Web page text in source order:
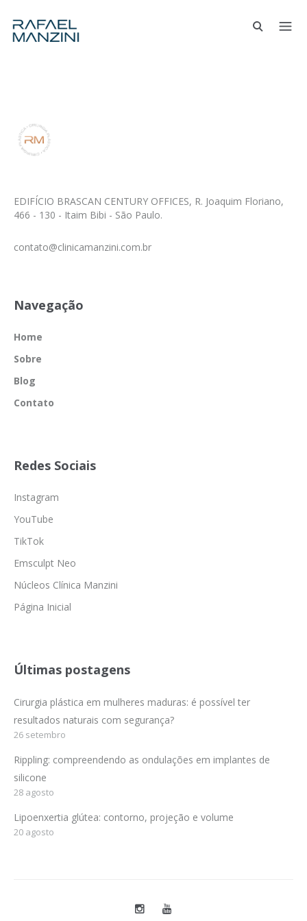
EDIFÍCIO BRASCAN CENTURY OFFICES, R. Joaquim Floriano,
466 - 130 - Itaim Bibi - São Paulo.
contato@clinicamanzini.com.br
Navegação
Home
Sobre
Blog
Contato
Redes Sociais
Instagram
YouTube
TikTok
Emsculpt Neo
Núcleos Clínica Manzini
Página Inicial
Últimas postagens
Cirurgia plástica em mulheres maduras: é possível ter
resultados naturais com segurança?
26 setembro
Rippling: compreendendo as ondulações em implantes de
silicone
28 agosto
Lipoenxertia glútea: contorno, projeção e volume
20 agosto